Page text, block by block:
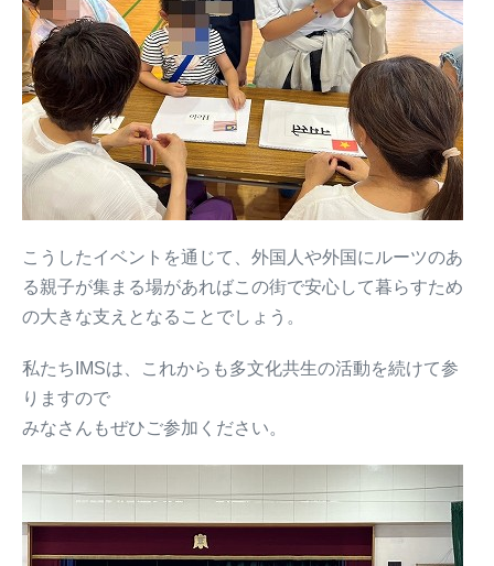
こうしたイベントを通じて、外国人や外国にルーツのあ
る親子が集まる場があればこの街で安心して暮らすため
の大きな支えとなることでしょう。
私たちIMSは、これからも多文化共生の活動を続けて参
りますので
みなさんもぜひご参加ください。